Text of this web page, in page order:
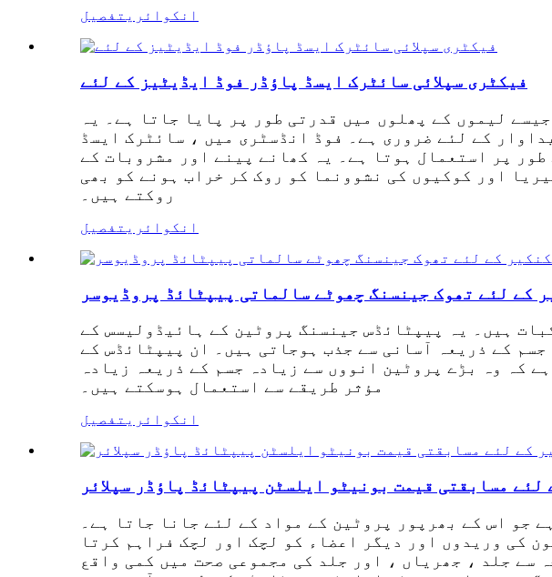
انکوائری تفصیل
فیکٹری سپلائی سائٹرک ایسڈ پاؤڈر فوڈ ایڈیٹیز کے لئے
لیموں کے پھلوں میں قدرتی طور پر پایا جاتا ہے۔ یہ
کے لئے ضروری ہے۔ فوڈ انڈسٹری میں ، سائٹرک ایسڈ
پر استعمال ہوتا ہے۔ یہ کھانے پینے اور مشروبات کے
اور کوکیوں کی نشوونما کو روک کر خراب ہونے کو بھی
روکتے ہیں۔
انکوائری تفصیل
کے لئے تھوک جینسنگ چھوٹے سالماتی پیپٹائڈ پروڈیوسر
ہیں۔ یہ پیپٹائڈس جینسنگ پروٹین کے ہائیڈولیسس کے
کے ذریعہ آسانی سے جذب ہوجاتی ہیں۔ ان پیپٹائڈس کے
کہ وہ بڑے پروٹین انووں سے زیادہ جسم کے ذریعہ زیادہ
مؤثر طریقے سے استعمال ہوسکتے ہیں۔
انکوائری تفصیل
لئے مسابقتی قیمت بونیٹو ایلسٹن پیپٹائڈ پاؤڈر سپلائر
جو اس کے بھرپور پروٹین کے مواد کے لئے جانا جاتا ہے۔
کی وریدوں اور دیگر اعضاء کو لچک اور لچک فراہم کرتا
سے جلد ، جھریاں ، اور جلد کی مجموعی صحت میں کمی واقع